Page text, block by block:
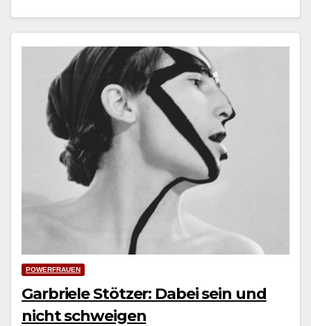
POWERFRAUEN
Garbriele Stötzer: Dabei sein und
nicht schweigen